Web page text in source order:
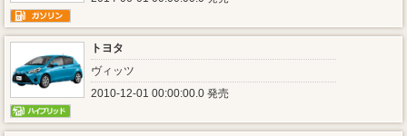
トヨタ
ヴィッツ
2010-12-01 00:00:00.0 発売